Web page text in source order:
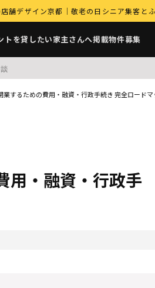
デザイン京都｜敬老の日シニア集客と
トを貸したい家主さんへ掲載物件募集
業するための費用・融資・行政手続き 完全ロード
用・融資・行政手